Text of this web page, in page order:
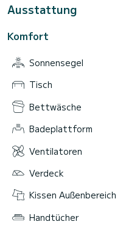
Ausstattung
Komfort
Sonnensegel
Tisch
Bettwäsche
Badeplattform
Ventilatoren
Verdeck
Kissen Außenbereich
Handtücher